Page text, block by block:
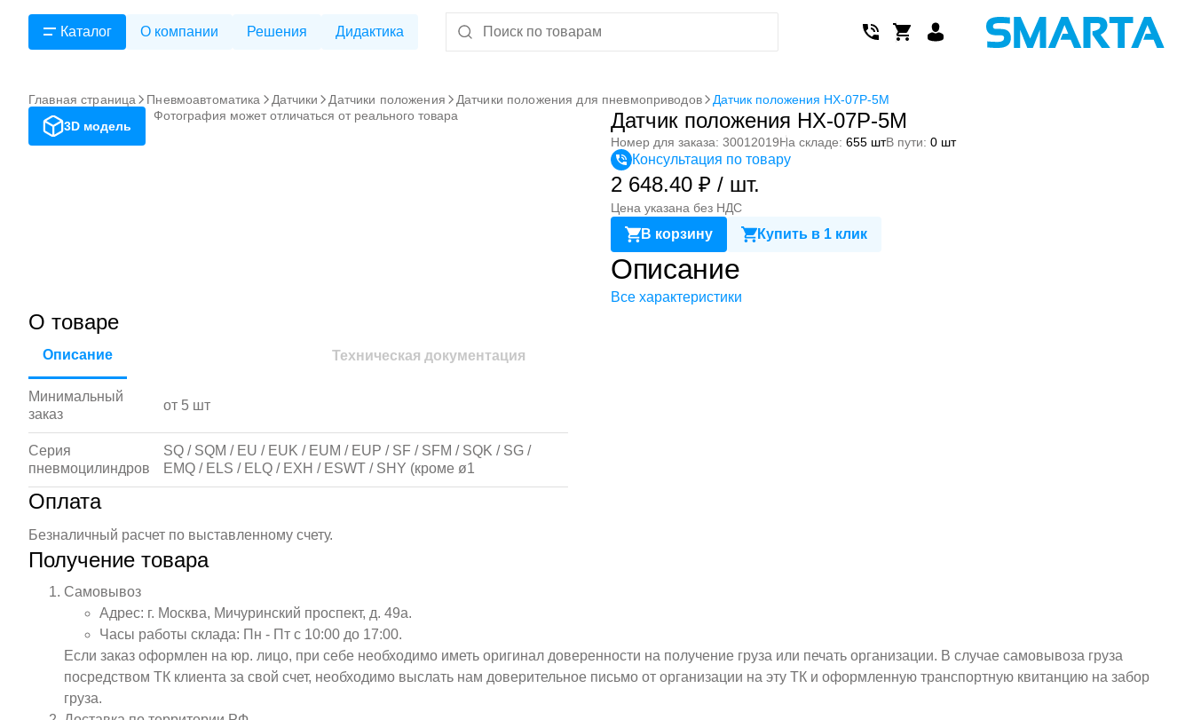
Каталог О компании Решения Дидактика
Главная страница Пневмоавтоматика Датчики Датчики положения Датчики положения для пневмоприводов
Датчик положения HX-07P-5M
3D модель
Фотография может отличаться от реального товара Датчик положения HX-07P-5M
Номер для заказа: 30012019На складе: 655 штВ пути: 0 шт
Консультация по товару
2 648.40 ₽ / шт.
Цена указана без НДС
В корзину Купить в 1 клик
Описание
Все характеристики
О товаре
Описание Техническая документация
Минимальный
заказ
от 5 шт
Серия
пневмоцилиндров
SQ / SQM / EU / EUK / EUM / EUP / SF / SFM / SQK / SG /
EMQ / ELS / ELQ / EXH / ESWT / SHY (кроме ø1
Оплата
Безналичный расчет по выставленному счету.
Получение товара
Самовывоз
Адрес: г. Москва, Мичуринский проспект, д. 49а.
Часы работы склада: Пн - Пт с 10:00 до 17:00.
Если заказ оформлен на юр. лицо, при себе необходимо иметь оригинал доверенности на получение груза или печать организации. В случае самовывоза груза
посредством ТК клиента за свой счет, необходимо выслать нам доверительное письмо от организации на эту ТК и оформленную транспортную квитанцию на забор
груза.